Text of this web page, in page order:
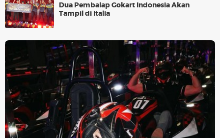
Dua Pembalap Gokart Indonesia Akan
Tampil di Italia